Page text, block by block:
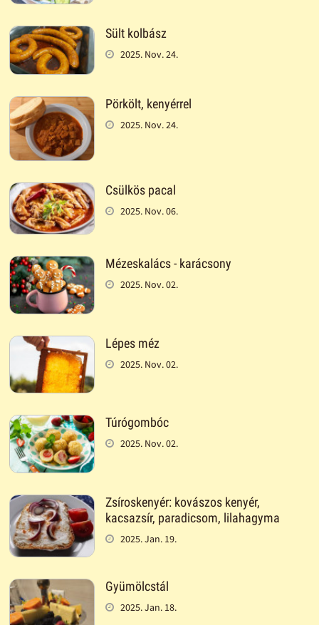
Sült kolbász
2025. Nov. 24.
Pörkölt, kenyérrel
2025. Nov. 24.
Csülkös pacal
2025. Nov. 06.
Mézeskalács - karácsony
2025. Nov. 02.
Lépes méz
2025. Nov. 02.
Túrógombóc
2025. Nov. 02.
Zsíroskenyér: kovászos kenyér,
kacsazsír, paradicsom, lilahagyma
2025. Jan. 19.
Gyümölcstál
2025. Jan. 18.